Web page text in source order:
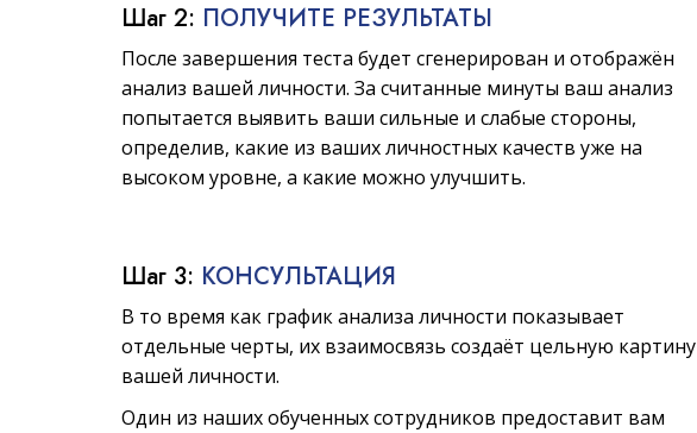
Шаг 2: ПОЛУЧИТЕ РЕЗУЛЬТАТЫ
После завершения теста будет сгенерирован и отображён
анализ вашей личности. За считанные минуты ваш анализ
попытается выявить ваши сильные и слабые стороны,
определив, какие из ваших личностных качеств уже на
высоком уровне, а какие можно улучшить.
Шаг 3: КОНСУЛЬТАЦИЯ
В то время как график анализа личности показывает
отдельные черты, их взаимосвязь создаёт цельную картину
вашей личности.
Один из наших обученных сотрудников предоставит вам